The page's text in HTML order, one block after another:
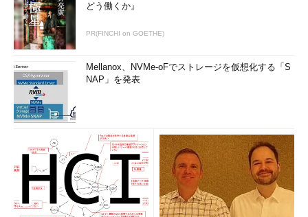
どう働くか』
PR(FINCHI on GOETHE)
Mellanox、NVMe-oFでストレージを仮想化する「S
NAP」を発表